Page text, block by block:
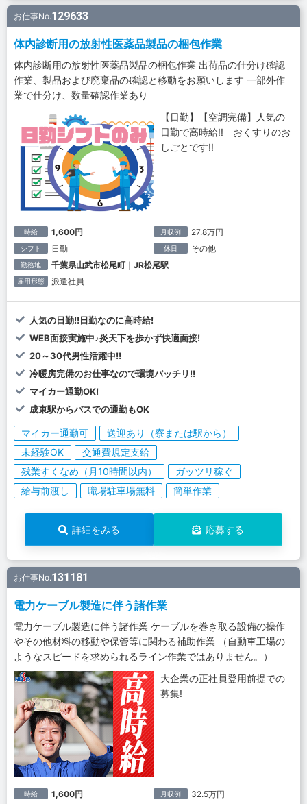
お仕事No.129633
体内診断用の放射性医薬品製品の梱包作業
体内診断用の放射性医薬品製品の梱包作業 出荷品の仕分け確認
作業、製品および廃棄品の確認と移動をお願いします 一部外作
業で仕分け、数量確認作業あり
【日勤】【空調完備】人気の
日勤で高時給!! おくすりのお
しごとです!!
時給 1,600円 月収例 27.8万円
シフト 日勤 休日 その他
勤務地 千葉県山武市松尾町｜JR松尾駅
雇用形態 派遣社員
人気の日勤!!日勤なのに高時給!
WEB面接実施中♪炎天下を歩かず快適面接!
20～30代男性活躍中!!
冷暖房完備のお仕事なので環境バッチリ!!
マイカー通勤OK!
成東駅からバスでの通勤もOK
マイカー通勤可
送迎あり（寮または駅から）
未経験OK
交通費規定支給
残業すくなめ（月10時間以内）
ガッツリ稼ぐ
給与前渡し
職場駐車場無料 簡単作業
詳細をみる 応募する
お仕事No.131181
電力ケーブル製造に伴う諸作業
電力ケーブル製造に伴う諸作業 ケーブルを巻き取る設備の操作
やその他材料の移動や保管等に関わる補助作業 （自動車工場の
ようなスピードを求められるライン作業ではありません。）
大企業の正社員登用前提での
募集!
時給 1,600円 月収例 32.5万円